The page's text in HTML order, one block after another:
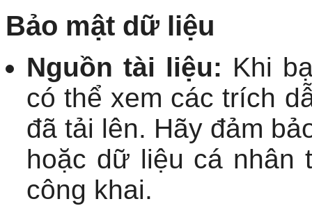
Bảo mật dữ liệu
Nguồn tài liệu: Khi
có thể xem các trích
đã tải lên. Hãy đảm
hoặc dữ liệu cá nhân
công khai.